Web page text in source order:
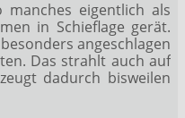
eigentlich als
in Schieflage gerät.
angeschlagen
Das strahlt auch auf
dadurch bisweilen